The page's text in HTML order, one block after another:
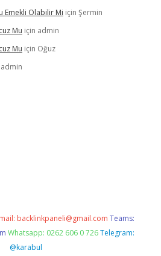
Emekli Olabilir Mi için Şermin
Mu için admin
Mu için Oğuz
admin
backlinkpaneli@gmail.com Teams:
Whatsapp: 0262 606 0 726 Telegram:
@karabul